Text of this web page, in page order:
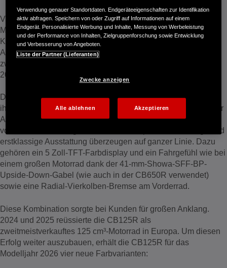
Vier neue Farbvarianten für die Honda CB125R des 2026er
Modelljahrgangs
Kraftvoller 15-PS-Motor, attraktives Design und umfassende
Ausstattung
zweitmeistverkauftes 125er Motorrad in Europa in den Jahren
2024 und 2025
Die einsteigerfreundliche Honda CB125R behauptet sich seit
ihrer Markteinführung zur Saison 2018 erfolgreich im Markt der
Achtelliter-Einsteigerbikes. Schwungvoller 125-cm³ Motor mit
voller 15 PS Leistung, attraktives Neo-Sports-Café-Design und
erstklassige Ausstattung überzeugen auf ganzer Linie. Dazu
gehören ein 5 Zoll-TFT-Farbdisplay und ein Fahrgefühl wie bei
einem großen Motorrad dank der 41-mm-Showa-SFF-BP-
Upside-Down-Gabel (wie auch in der CB650R verwendet)
sowie eine Radial-Vierkolben-Bremse am Vorderrad.
Diese Kombination sorgte bei Kunden für großen Anklang.
2024 und 2025 reüssierte die CB125R als
zweitmeistverkauftes 125 cm³-Motorrad in Europa. Um diesen
Erfolg weiter auszubauen, erhält die CB125R für das
Modelljahr 2026 vier neue Farbvarianten:
Verwendung genauer Standortdaten. Endgeräteeigenschaften zur Identifikation
aktiv abfragen. Speichern von oder Zugriff auf Informationen auf einem
Endgerät. Personalisierte Werbung und Inhalte, Messung von Werbeleistung
und der Performance von Inhalten, Zielgruppenforschung sowie Entwicklung
und Verbesserung von Angeboten.
Liste der Partner (Lieferanten)
Zwecke anzeigen
Alle ablehnen Akzeptieren